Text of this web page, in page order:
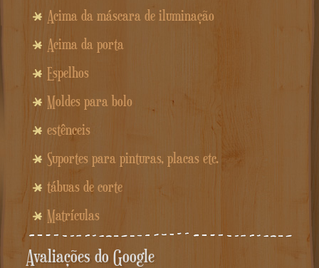
Acima da máscara de iluminação
Acima da porta
Espelhos
Moldes para bolo
estênceis
Suportes para pinturas, placas etc.
tábuas de corte
Matrículas
Avaliações do Google